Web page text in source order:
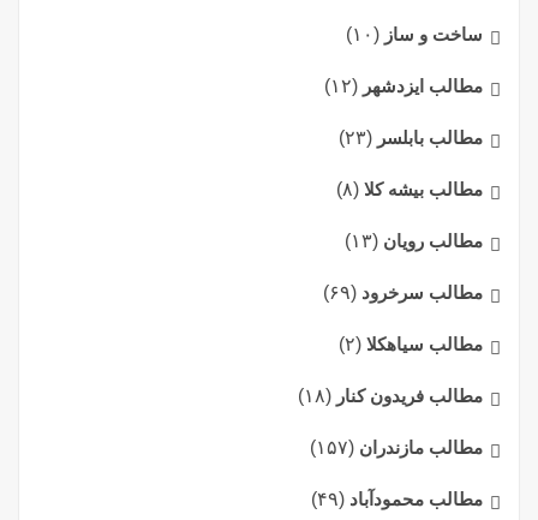
ساخت و ساز (۱۰)
مطالب ایزدشهر (۱۲)
مطالب بابلسر (۲۳)
مطالب بیشه کلا (۸)
مطالب رویان (۱۳)
مطالب سرخرود (۶۹)
مطالب سیاهکلا (۲)
مطالب فریدون کنار (۱۸)
مطالب مازندران (۱۵۷)
مطالب محمودآباد (۴۹)